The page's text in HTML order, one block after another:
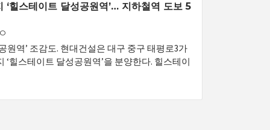
힐스테이트 달성공원역’… 지하철역 도보 5
역’ 조감도. 현대건설은 대구 중구 태평로3가
힐스테이트 달성공원역’을 분양한다. 힐스테이